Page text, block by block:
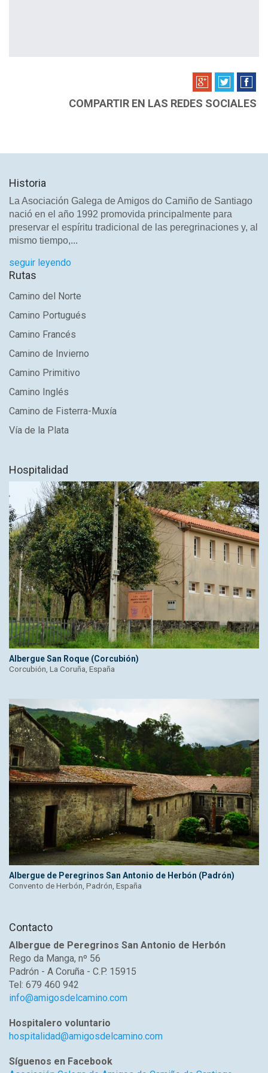
COMPARTIR EN LAS REDES SOCIALES
Historia
La Asociación Galega de Amigos do Camiño de Santiago
nació en el año 1992 promovida principalmente para
preservar el espíritu tradicional de las peregrinaciones y, al
mismo tiempo,...
seguir leyendo
Rutas
Camino del Norte
Camino Portugués
Camino Francés
Camino de Invierno
Camino Primitivo
Camino Inglés
Camino de Fisterra-Muxía
Vía de la Plata
Hospitalidad
Albergue San Roque (Corcubión)
Corcubión, La Coruña, España
Albergue de Peregrinos San Antonio de Herbón (Padrón)
Convento de Herbón, Padrón, España
Contacto
Albergue de Peregrinos San Antonio de Herbón
Rego da Manga, nº 56
Padrón - A Coruña - C.P. 15915
Tel: 679 460 942
info@amigosdelcamino.com
Hospitalero voluntario
hospitalidad@amigosdelcamino.com
Síguenos en Facebook